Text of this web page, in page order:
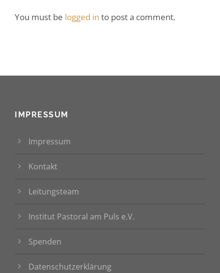
You must be logged in to post a comment.
IMPRESSUM
Impressum
Kontakt
Leitungsteam
Institut Pastoral am Puls e.V.
Spenden
Datenschutzerklärung